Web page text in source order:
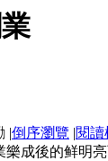
|倒序瀏覽 |閱讀
成後的鲜明